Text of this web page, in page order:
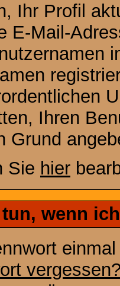
Ihr Profil
E-Mail-
Ihren
Grund
Sie hier
wenn